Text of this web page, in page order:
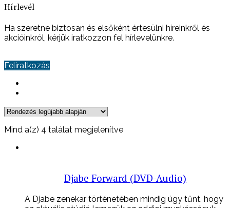
Hírlevél
Ha szeretne biztosan és elsőként értesülni híreinkről és
akcióinkról, kérjük iratkozzon fel hírlevelünkre.
Feliratkozás
Mind a(z) 4 találat megjelenítveSorted
Djabe Forward (DVD-Audio)
A Djabe zenekar történetében mindig úgy tűnt, hogy